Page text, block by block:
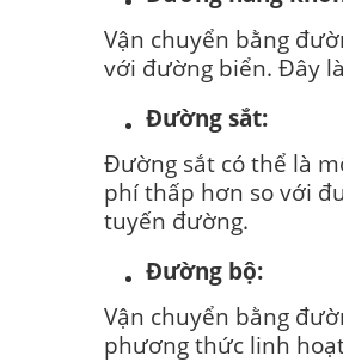
Vận chuyển bằng
với đường biển. Đây
Đường sắt:
Đường sắt có thể là
phí thấp hơn so với
tuyến đường.
Đường bộ:
Vận chuyển bằng
phương thức linh